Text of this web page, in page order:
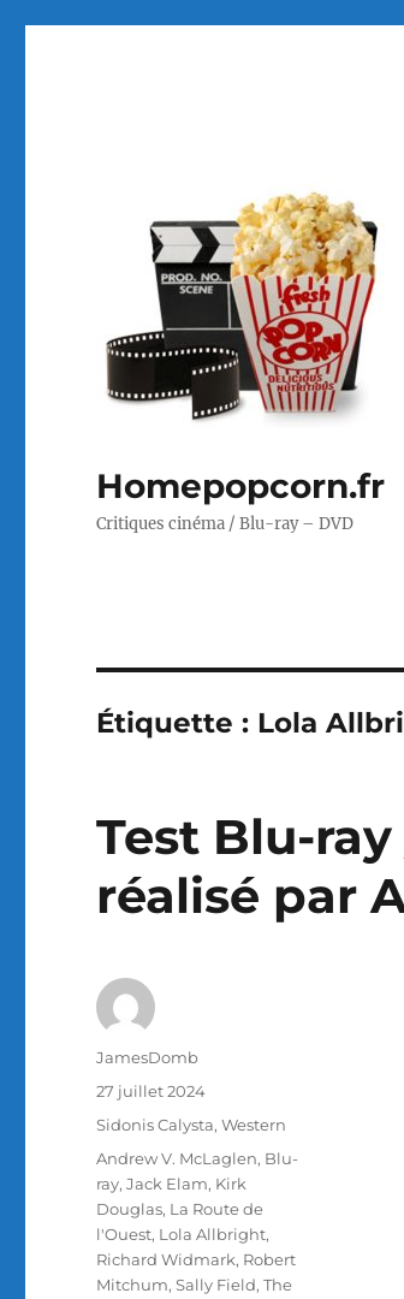
Homepopcorn.fr
Critiques cinéma / Blu-ray – DVD
Étiquette : Lola
Test Blu-ray
réalisé par
Auteur
JamesDomb
Publié
le
27 juillet 2024
Catégories
Sidonis Calysta,Western
Étiquettes
Andrew V. McLaglen, Blu-
ray,Jack Elam, Kirk
Douglas, La Route de
l'Ouest, Lola Allbright,
Richard Widmark, Robert
Mitchum,Sally Field,The